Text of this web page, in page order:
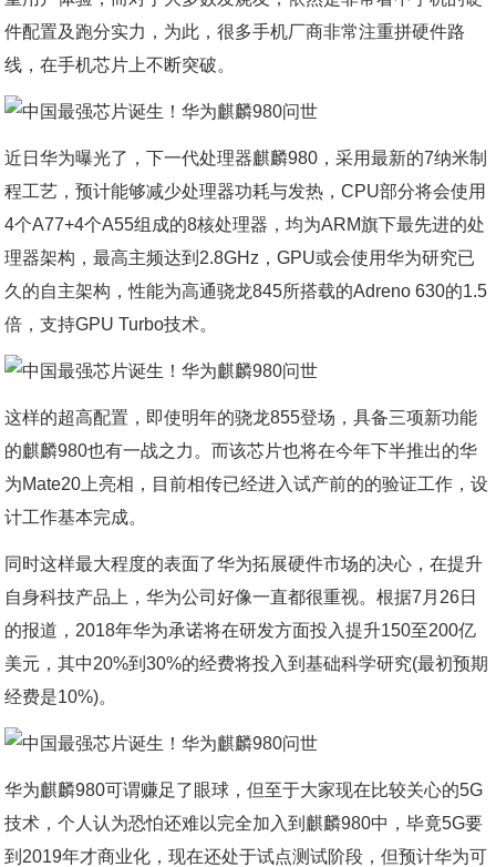
件配置及跑分实力，为此，很多手机厂商非常注重拼硬件路
线，在手机芯片上不断突破。
近日华为曝光了，下一代处理器麒麟980，采用最新的7纳米制
程工艺，预计能够减少处理器功耗与发热，CPU部分将会使用
4个A77+4个A55组成的8核处理器，均为ARM旗下最先进的处
理器架构，最高主频达到2.8GHz，GPU或会使用华为研究已
久的自主架构，性能为高通骁龙845所搭载的Adreno 630的1.5
倍，支持GPU Turbo技术。
这样的超高配置，即使明年的骁龙855登场，具备三项新功能
的麒麟980也有一战之力。而该芯片也将在今年下半推出的华
为Mate20上亮相，目前相传已经进入试产前的的验证工作，设
计工作基本完成。
同时这样最大程度的表面了华为拓展硬件市场的决心，在提升
自身科技产品上，华为公司好像一直都很重视。根据7月26日
的报道，2018年华为承诺将在研发方面投入提升150至200亿
美元，其中20%到30%的经费将投入到基础科学研究(最初预期
经费是10%)。
华为麒麟980可谓赚足了眼球，但至于大家现在比较关心的5G
技术，个人认为恐怕还难以完全加入到麒麟980中，毕竟5G要
到2019年才商业化，现在还处于试点测试阶段，但预计华为可